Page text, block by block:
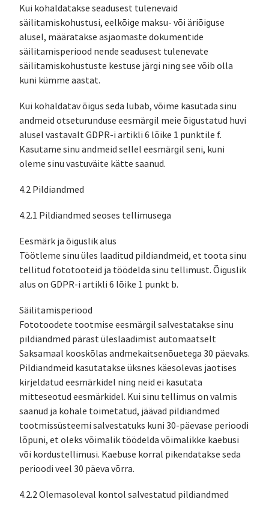
Kui kohaldatakse seadusest tulenevaid
säilitamiskohustusi, eelkõige maksu- või äriõiguse
alusel, määratakse asjaomaste dokumentide
säilitamisperiood nende seadusest tulenevate
säilitamiskohustuste kestuse järgi ning see võib olla
kuni kümme aastat.
Kui kohaldatav õigus seda lubab, võime kasutada sinu
andmeid otseturunduse eesmärgil meie õigustatud huvi
alusel vastavalt GDPR-i artikli 6 lõike 1 punktile f.
Kasutame sinu andmeid sellel eesmärgil seni, kuni
oleme sinu vastuväite kätte saanud.
4.2 Pildiandmed
4.2.1 Pildiandmed seoses tellimusega
Eesmärk ja õiguslik alus
Töötleme sinu üles laaditud pildiandmeid, et toota sinu
tellitud fototooteid ja töödelda sinu tellimust. Õiguslik
alus on GDPR-i artikli 6 lõike 1 punkt b.
Säilitamisperiood
Fototoodete tootmise eesmärgil salvestatakse sinu
pildiandmed pärast üleslaadimist automaatselt
Saksamaal kooskõlas andmekaitsenõuetega 30 päevaks.
Pildiandmeid kasutatakse üksnes käesolevas jaotises
kirjeldatud eesmärkidel ning neid ei kasutata
mitteseotud eesmärkidel. Kui sinu tellimus on valmis
saanud ja kohale toimetatud, jäävad pildiandmed
tootmissüsteemi salvestatuks kuni 30-päevase perioodi
lõpuni, et oleks võimalik töödelda võimalikke kaebusi
või kordustellimusi. Kaebuse korral pikendatakse seda
perioodi veel 30 päeva võrra.
4.2.2 Olemasoleval kontol salvestatud pildiandmed